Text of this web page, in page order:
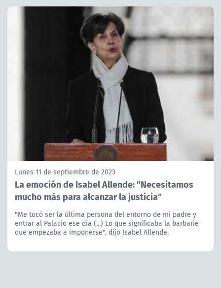
Lunes 11 de septiembre de 2023
La emoción de Isabel Allende: "Necesitamos
mucho más para alcanzar la justicia"
"Me tocó ser la última persona del entorno de mi padre y
entrar al Palacio ese día (...) Lo que significaba la barbarie
que empezaba a imponerse", dijo Isabel Allende.